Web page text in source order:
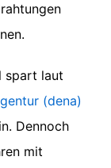
spart laut
(dena)
Dennoch
mit